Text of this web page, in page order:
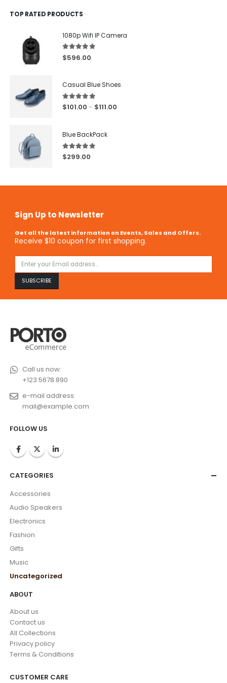
TOP RATED PRODUCTS
1080p Wifi IP Camera
5.00out of 5
$596.00
Casual Blue Shoes
5.00 out of 5
$101.00 – $111.00
Blue BackPack
5.00out of 5
$299.00
Sign Up to Newsletter
Get all the latest information on Events, Sales and Offers.
Receive $10 coupon for first shopping.
Call us now:
+123 5678 890
e-mail address:
mail@example.com
FOLLOW US
CATEGORIES
Accessories
Audio Speakers
Electronics
Fashion
Gifts
Music
Uncategorized
ABOUT
About us
Contact us
All Collections
Privacy policy
Terms & Conditions
CUSTOMER CARE